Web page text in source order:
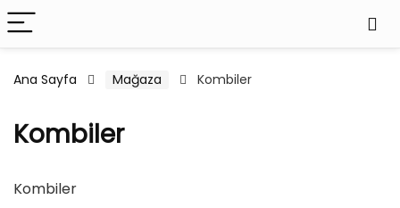
Ana Sayfa Mağaza Kombiler
Kombiler
Kombiler